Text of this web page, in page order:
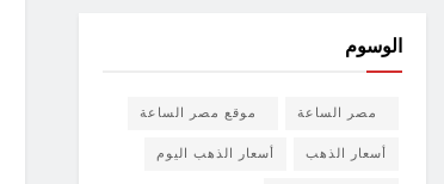
الوسوم
مصر الساعة موقع مصر الساعة
أسعار الذهب أسعار الذهب اليوم